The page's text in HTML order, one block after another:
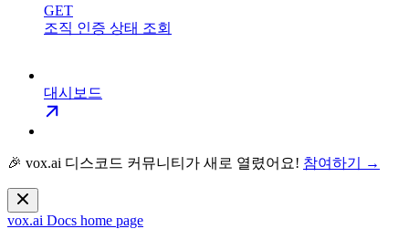
GET
조직 인증 상태 조회
대시보드
🎉 vox.ai 디스코드 커뮤니티가 새로 열렸어요! 참여하기 →
vox.ai Docs home page